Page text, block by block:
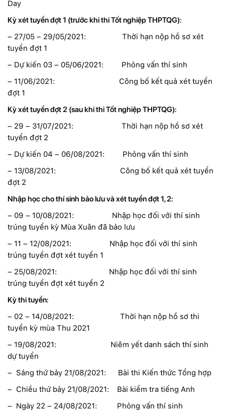
Day
Kỳ xét tuyển đợt 1 (trước khi thi Tốt nghiệp THPTQG):
– 27/05 – 29/05/2021: Thời hạn nộp hồ sơ xét
tuyển đợt 1
– Dự kiến 03 – 05/06/2021: Phỏng vấn thí sinh
– 11/06/2021: Công bố kết quả xét tuyển
đợt 1
Kỳ xét tuyển đợt 2 (sau khi thi Tốt nghiệp THPTQG):
– 29 – 31/07/2021: Thời hạn nộp hồ sơ xét
tuyển đợt 2
– Dự kiến 04 – 06/08/2021: Phỏng vấn thí sinh
– 13/08/2021: Công bố kết quả xét tuyển
đợt 2
Nhập học cho thí sinh bảo lưu và xét tuyển đợt 1, 2:
– 09 – 10/08/2021: Nhập học đối với thí sinh
trúng tuyển kỳ Mùa Xuân đã bảo lưu
– 11 – 12/08/2021: Nhập học đối với thí sinh
trúng tuyển đợt xét tuyển 1
– 25/08/2021: Nhập học đối với thí sinh
trúng tuyển đợt xét tuyển 2
Kỳ thi tuyển:
– 02 – 14/08/2021: Thời hạn nộp hồ sơ thi
tuyển kỳ mùa Thu 2021
– 19/08/2021: Niêm yết danh sách thí sinh
dự tuyển
– Sáng thứ bảy 21/08/2021: Bài thi Kiến thức Tổng hợp
– Chiều thứ bảy 21/08/2021: Bài kiểm tra tiếng Anh
– Ngày 22 – 24/08/2021: Phỏng vấn thí sinh